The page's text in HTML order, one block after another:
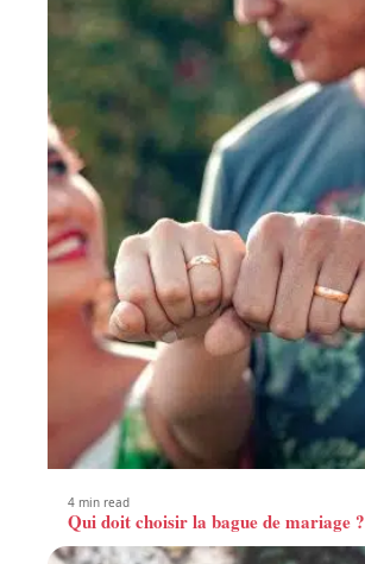
4 min read
Qui doit choisir la bague de mariage ?